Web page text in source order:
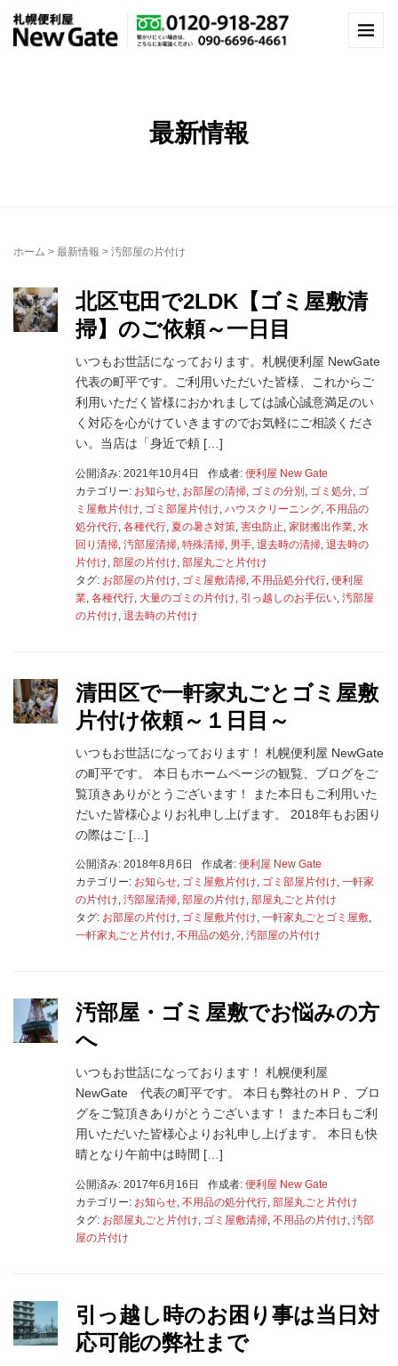
最新情報
ホーム > 最新情報 > 汚部屋の片付け
北区屯田で2LDK【ゴミ屋敷清
掃】のご依頼～一日目
いつもお世話になっております。札幌便利屋 NewGate
代表の町平です。ご利用いただいた皆様、これからご
利用いただく皆様におかれましては誠心誠意満足のい
く対応を心がけていきますのでお気軽にご相談くださ
い。当店は「身近で頼 […]
公開済み: 2021年10月4日 作成者: 便利屋 New Gate
カテゴリー: お知らせ お部屋の清掃 ゴミの分別 ゴミ処分 ゴ
ミ屋敷片付け ゴミ部屋片付け ハウスクリーニング 不用品の
処分代行 各種代行 夏の暑さ対策 害虫防止 家財搬出作業 水
回り清掃 汚部屋清掃 特殊清掃 男手 退去時の清掃 退去時の
片付け 部屋の片付け 部屋丸ごと片付け
タグ: お部屋の片付け ゴミ屋敷清掃 不用品処分代行 便利屋
業 各種代行 大量のゴミの片付け 引っ越しのお手伝い 汚部屋
の片付け 退去時の片付け
清田区で一軒家丸ごとゴミ屋敷
片付け依頼～１日目～
いつもお世話になっております！ 札幌便利屋 NewGate
の町平です。 本日もホームページの観覧、ブログをご
覧頂きありがとうございます！ また本日もご利用いた
だいた皆様心よりお礼申し上げます。 2018年もお困り
の際はご […]
公開済み: 2018年8月6日 作成者: 便利屋 New Gate
カテゴリー: お知らせ, ゴミ屋敷片付け, ゴミ部屋片付け, 一軒家
の片付け, 汚部屋清掃, 部屋の片付け, 部屋丸ごと片付け
タグ: お部屋の片付け, ゴミ屋敷片付け, 一軒家丸ごとゴミ屋敷,
一軒家丸ごと片付け, 不用品の処分, 汚部屋の片付け
汚部屋・ゴミ屋敷でお悩みの方
へ
いつもお世話になっております！ 札幌便利屋
NewGate 代表の町平です。 本日も弊社のＨＰ、ブロ
グをご覧頂きありがとうございます！ また本日もご利
用いただいた皆様心よりお礼申し上げます。 本日も快
晴となり午前中は時間 […]
公開済み: 2017年6月16日 作成者: 便利屋 New Gate
カテゴリー: お知らせ 不用品の処分代行 部屋丸ごと片付け
タグ: お部屋丸ごと片付け ゴミ屋敷清掃 不用品の片付け 汚部
屋の片付け
引っ越し時のお困り事は当日対
応可能の弊社まで